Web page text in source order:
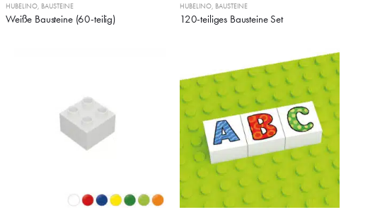
HUBELINO, BAUSTEINE
Weiße Bausteine (60-teilig)
HUBELINO, BAUSTEINE
120-teiliges Bausteine Set